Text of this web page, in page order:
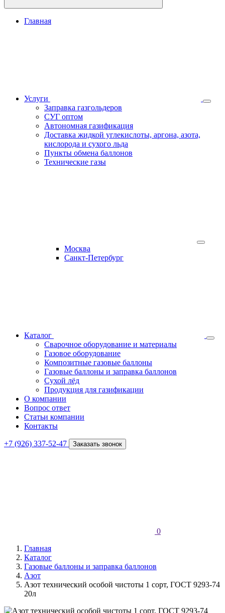
Главная
Услуги
Заправка газгольдеров
СУГ оптом
Автономная газификация
Доставка жидкой углекислоты, аргона, азота,
кислорода и сухого льда
Пункты обмена баллонов
Технические газы
Москва
Санкт-Петербург
Каталог
Сварочное оборудование и материалы
Газовое оборудование
Композитные газовые баллоны
Газовые баллоны и заправка баллонов
Сухой лёд
Продукция для газификации
О компании
Вопрос ответ
Статьи компании
Контакты
+7 (926) 337-52-47 Заказать звонок
0
Главная
Каталог
Газовые баллоны и заправка баллонов
Азот
Азот технический особой чистоты 1 сорт, ГОСТ 9293-74
20л